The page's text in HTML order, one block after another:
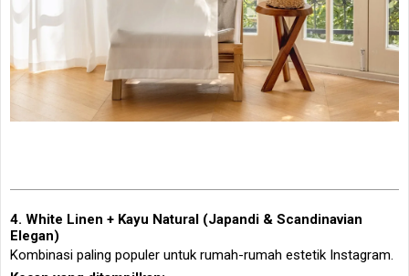
4. White Linen + Kayu Natural (Japandi & Scandinavian
Elegan)
Kombinasi paling populer untuk rumah-rumah estetik Instagram.